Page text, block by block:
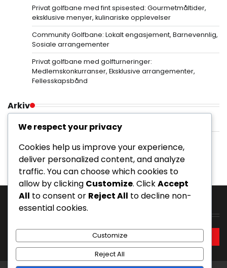
Privat golfbane med fint spisested: Gourmetmåltider,
eksklusive menyer, kulinariske opplevelser
Community Golfbane: Lokalt engasjement, Barnevennlig,
Sosiale arrangementer
Privat golfbane med golfturneringer:
Medlemskonkurranser, Eksklusive arrangementer,
Fellesskapsbånd
Arkiv
February 2026
Search
for:
We respect your privacy
Cookies help us improve your experience,
deliver personalized content, and analyze
traffic. You can choose which cookies to
allow by clicking Customize. ClickAccept
All to consent or Reject All to decline non-
essential cookies.
Customize
Reject All